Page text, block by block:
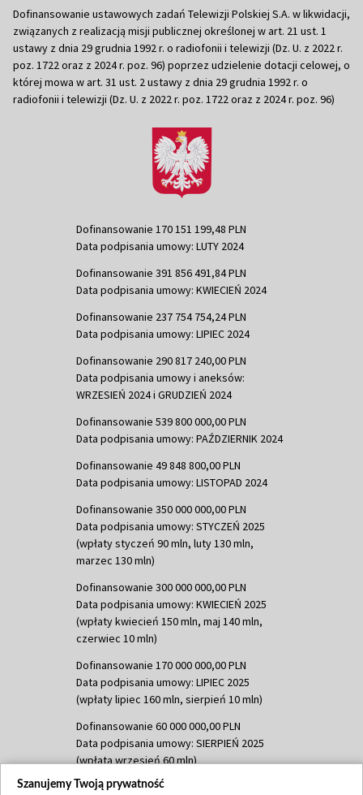
Dofinansowanie ustawowych zadań Telewizji Polskiej S.A. w likwidacji,
związanych z realizacją misji publicznej określonej w art. 21 ust. 1
ustawy z dnia 29 grudnia 1992 r. o radiofonii i telewizji (Dz. U. z 2022 r.
poz. 1722 oraz z 2024 r. poz. 96) poprzez udzielenie dotacji celowej, o
której mowa w art. 31 ust. 2 ustawy z dnia 29 grudnia 1992 r. o
radiofonii i telewizji (Dz. U. z 2022 r. poz. 1722 oraz z 2024 r. poz. 96)
Dofinansowanie 170 151 199,48 PLN
Data podpisania umowy: LUTY 2024
Dofinansowanie 391 856 491,84 PLN
Data podpisania umowy: KWIECIEŃ 2024
Dofinansowanie 237 754 754,24 PLN
Data podpisania umowy: LIPIEC 2024
Dofinansowanie 290 817 240,00 PLN
Data podpisania umowy i aneksów:
WRZESIEŃ 2024 i GRUDZIEŃ 2024
Dofinansowanie 539 800 000,00 PLN
Data podpisania umowy: PAŹDZIERNIK 2024
Dofinansowanie 49 848 800,00 PLN
Data podpisania umowy: LISTOPAD 2024
Dofinansowanie 350 000 000,00 PLN
Data podpisania umowy: STYCZEŃ 2025
(wpłaty styczeń 90 mln, luty 130 mln,
marzec 130 mln)
Dofinansowanie 300 000 000,00 PLN
Data podpisania umowy: KWIECIEŃ 2025
(wpłaty kwiecień 150 mln, maj 140 mln,
czerwiec 10 mln)
Dofinansowanie 170 000 000,00 PLN
Data podpisania umowy: LIPIEC 2025
(wpłaty lipiec 160 mln, sierpień 10 mln)
Dofinansowanie 60 000 000,00 PLN
Data podpisania umowy: SIERPIEŃ 2025
(wpłata wrzesień 60 mln)
Dofinansowanie 635 783 051,21 PLN
Szanujemy Twoją prywatność